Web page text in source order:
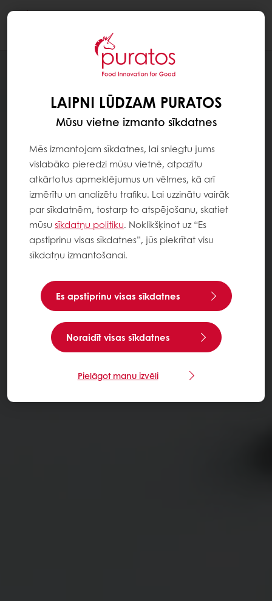
LAIPNI LŪDZAM PURATOS
Mūsu vietne izmanto sīkdatnes
Mēs izmantojam sīkdatnes, lai sniegtu jums
vislabāko pieredzi mūsu vietnē, atpazītu
atkārtotus apmeklējumus un vēlmes, kā arī
izmērītu un analizētu trafiku. Lai uzzinātu vairāk
par sīkdatnēm, tostarp to atspējošanu, skatiet
mūsu sīkdatņu politiku. Noklikšķinot uz “Es
apstiprinu visas sīkdatnes”, jūs piekrītat visu
sīkdatņu izmantošanai.
Es apstiprinu visas sīkdatnes
Noraidīt visas sīkdatnes
Pielāgot manu izvēli